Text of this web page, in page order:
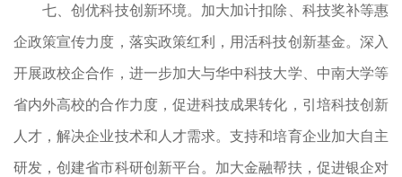
七、创优科技创新环境。加大加计扣除、科技奖补等惠
企政策宣传力度，落实政策红利，用活科技创新基金。深入
开展政校企合作，进一步加大与华中科技大学、中南大学等
省内外高校的合作力度，促进科技成果转化，引培科技创新
人才，解决企业技术和人才需求。支持和培育企业加大自主
研发，创建省市科研创新平台。加大金融帮扶，促进银企对